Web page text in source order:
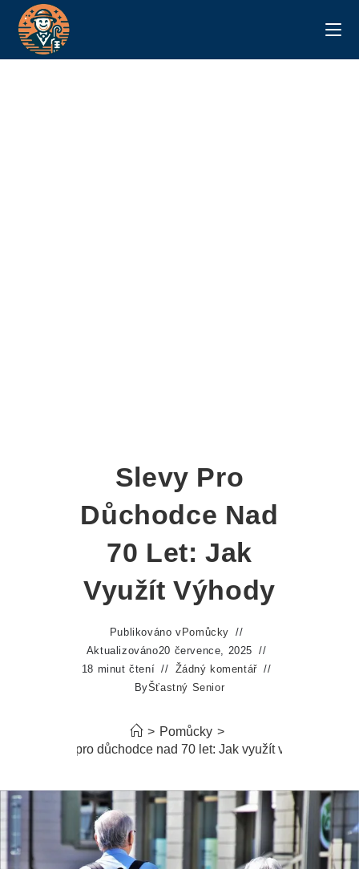
Slevy Pro
Důchodce Nad
70 Let: Jak
Využít Výhody
Publikováno v Pomůcky
Aktualizováno20 července, 2025
18 minut čtení
Žádný komentář
ByŠťastný Senior
> Pomůcky >
Slevy pro důchodce nad 70 let: Jak využít výhody